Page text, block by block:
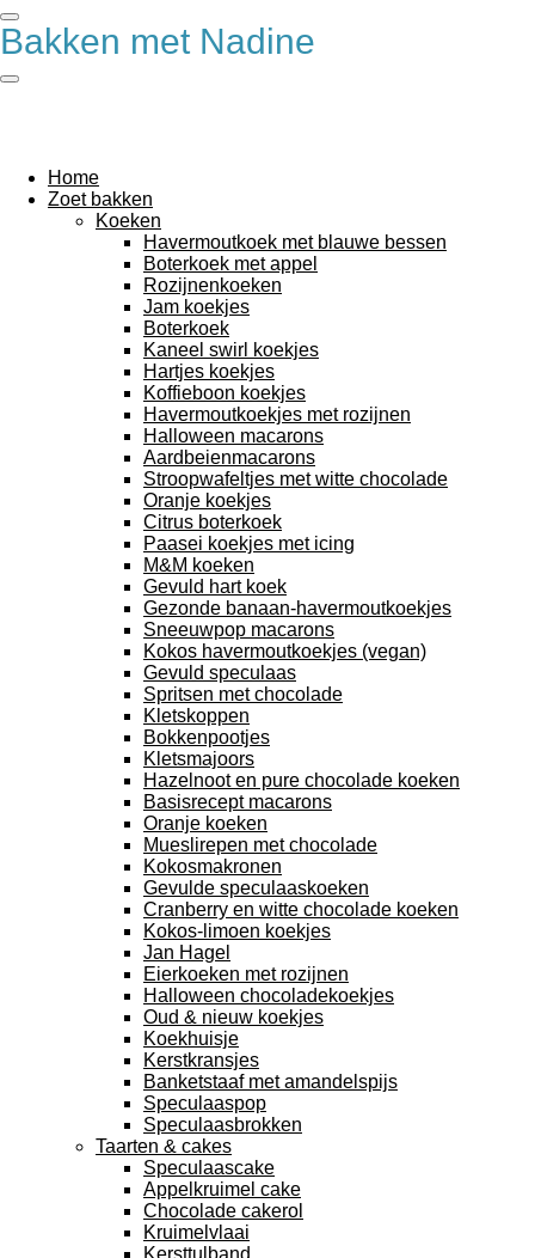
Ga
direct
de
Bakken met Nadine
Home
Zoet bakken
Koeken
Havermoutkoek met blauwe bessen
Boterkoek met appel
Rozijnenkoeken
Jam koekjes
Boterkoek
Kaneel swirl koekjes
Hartjes koekjes
Koffieboon koekjes
Havermoutkoekjes met rozijnen
Halloween macarons
Aardbeienmacarons
Stroopwafeltjes met witte chocolade
Oranje koekjes
Citrus boterkoek
Paasei koekjes met icing
M&M koeken
Gevuld hart koek
Gezonde banaan-havermoutkoekjes
Sneeuwpop macarons
Kokos havermoutkoekjes (vegan)
Gevuld speculaas
Spritsen met chocolade
Kletskoppen
Bokkenpootjes
Kletsmajoors
Hazelnoot en pure chocolade koeken
Basisrecept macarons
Oranje koeken
Mueslirepen met chocolade
Kokosmakronen
Gevulde speculaaskoeken
Cranberry en witte chocolade koeken
Kokos-limoen koekjes
Jan Hagel
Eierkoeken met rozijnen
Halloween chocoladekoekjes
Oud & nieuw koekjes
Koekhuisje
Kerstkransjes
Banketstaaf met amandelspijs
Speculaaspop
Speculaasbrokken
Taarten & cakes
Speculaascake
Appelkruimel cake
Chocolade cakerol
Kruimelvlaai
Kersttulband